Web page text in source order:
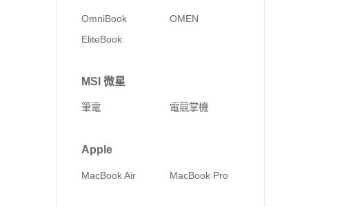
OmniBook
OMEN
EliteBook
MSI 微星
筆電 電競掌機
Apple
MacBook Air MacBook Pro